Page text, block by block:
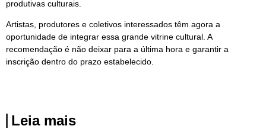
produtivas culturais.
Artistas, produtores e coletivos interessados têm agora a
oportunidade de integrar essa grande vitrine cultural. A
recomendação é não deixar para a última hora e garantir a
inscrição dentro do prazo estabelecido.
Leia mais